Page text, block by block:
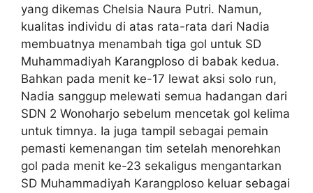
yang dikemas Chelsia Naura Putri. Namun,
kualitas individu di atas rata-rata dari Nadia
membuatnya menambah tiga gol untuk SD
Muhammadiyah Karangploso di babak kedua.
Bahkan pada menit ke-17 lewat aksi solo run,
Nadia sanggup melewati semua hadangan dari
SDN 2 Wonoharjo sebelum mencetak gol kelima
untuk timnya. Ia juga tampil sebagai pemain
pemasti kemenangan tim setelah menorehkan
gol pada menit ke-23 sekaligus mengantarkan
SD Muhammadiyah Karangploso keluar sebagai